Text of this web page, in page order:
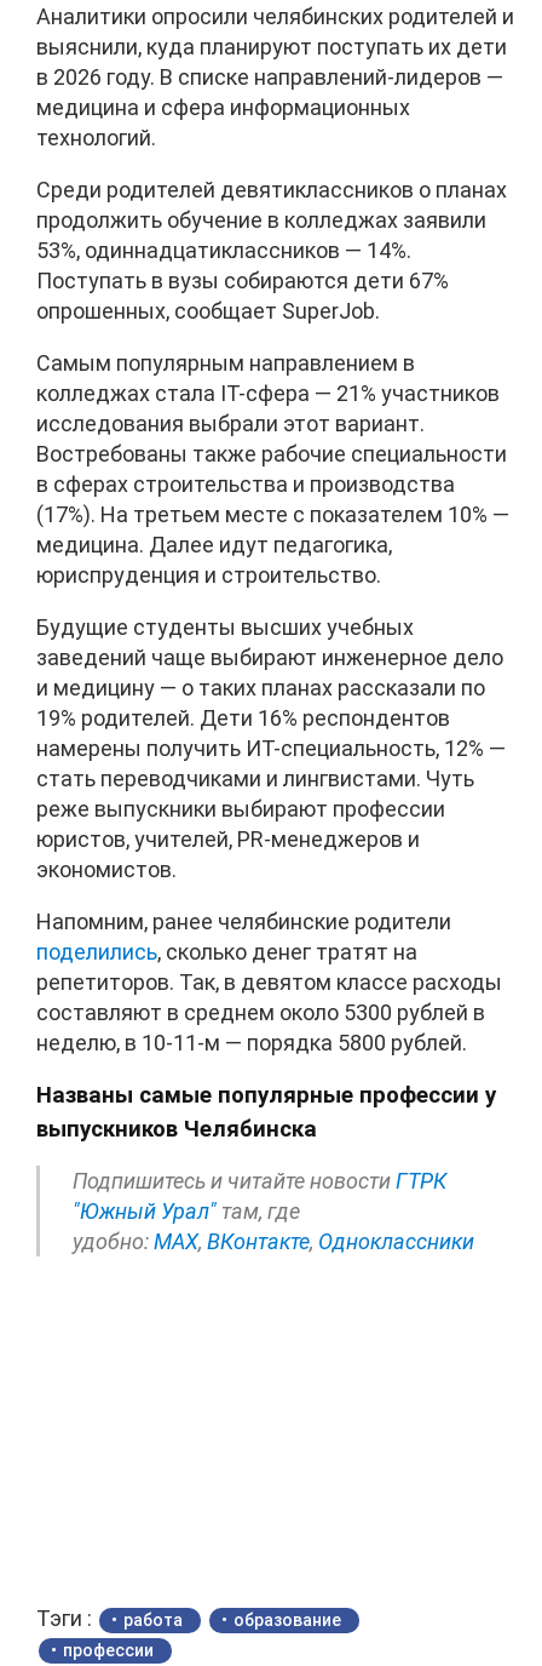
Аналитики опросили челябинских родителей и
выяснили, куда планируют поступать их дети
в 2026 году. В списке направлений-лидеров —
медицина и сфера информационных
технологий.
Среди родителей девятиклассников о планах
продолжить обучение в колледжах заявили
53%, одиннадцатиклассников — 14%.
Поступать в вузы собираются дети 67%
опрошенных, сообщает SuperJob.
Самым популярным направлением в
колледжах стала IT-сфера — 21% участников
исследования выбрали этот вариант.
Востребованы также рабочие специальности
в сферах строительства и производства
(17%). На третьем месте с показателем 10% —
медицина. Далее идут педагогика,
юриспруденция и строительство.
Будущие студенты высших учебных
заведений чаще выбирают инженерное дело
и медицину — о таких планах рассказали по
19% родителей. Дети 16% респондентов
намерены получить ИТ-специальность, 12% —
стать переводчиками и лингвистами. Чуть
реже выпускники выбирают профессии
юристов, учителей, PR-менеджеров и
экономистов.
Напомним, ранее челябинские родители
поделились, сколько денег тратят на
репетиторов. Так, в девятом классе расходы
составляют в среднем около 5300 рублей в
неделю, в 10-11-м — порядка 5800 рублей.
Названы самые популярные профессии у
выпускников Челябинска
Подпишитесь и читайте новостиГТРК
"Южный Урал" там, где
удобно:МАХ, ВКонтакте, Одноклассники
Тэги : работа
образование
профессии